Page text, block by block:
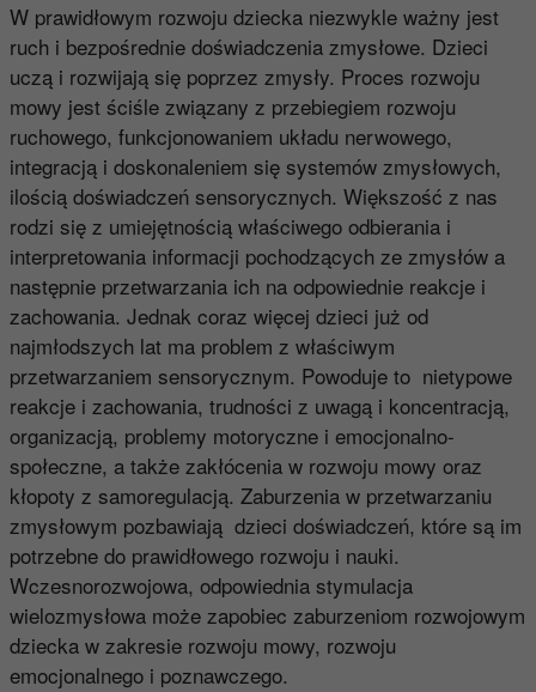
W prawidłowym rozwoju dziecka niezwykle ważny jest
ruch i bezpośrednie doświadczenia zmysłowe. Dzieci
uczą i rozwijają się poprzez zmysły. Proces rozwoju
mowy jest ściśle związany z przebiegiem rozwoju
ruchowego, funkcjonowaniem układu nerwowego,
integracją i doskonaleniem się systemów zmysłowych,
ilością doświadczeń sensorycznych. Większość z nas
rodzi się z umiejętnością właściwego odbierania i
interpretowania informacji pochodzących ze zmysłów a
następnie przetwarzania ich na odpowiednie reakcje i
zachowania. Jednak coraz więcej dzieci już od
najmłodszych lat ma problem z właściwym
przetwarzaniem sensorycznym. Powoduje to nietypowe
reakcje i zachowania, trudności z uwagą i koncentracją,
organizacją, problemy motoryczne i emocjonalno-
społeczne, a także zakłócenia w rozwoju mowy oraz
kłopoty z samoregulacją. Zaburzenia w przetwarzaniu
zmysłowym pozbawiają dzieci doświadczeń, które są im
potrzebne do prawidłowego rozwoju i nauki.
Wczesnorozwojowa, odpowiednia stymulacja
wielozmysłowa może zapobiec zaburzeniom rozwojowym
dziecka w zakresie rozwoju mowy, rozwoju
emocjonalnego i poznawczego.